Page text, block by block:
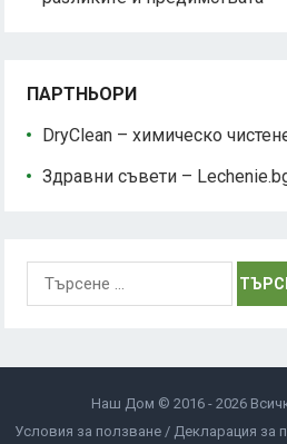
ПАРТНЬОРИ
DryClean – химическо
Здравни съвети –
Търсене
Наш Дом © 2016 - 2026
Условия за ползване
Декларация за